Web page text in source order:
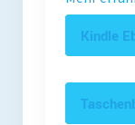
Kindle